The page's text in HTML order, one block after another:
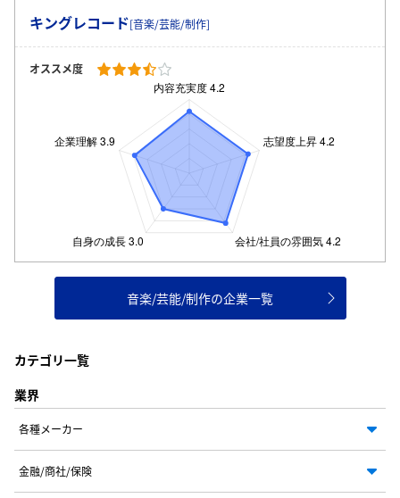
キングレコード[音楽/芸能/制作]
オススメ度
音楽/芸能/制作の企業一覧
カテゴリ一覧
業界
各種メーカー
金融/商社/保険